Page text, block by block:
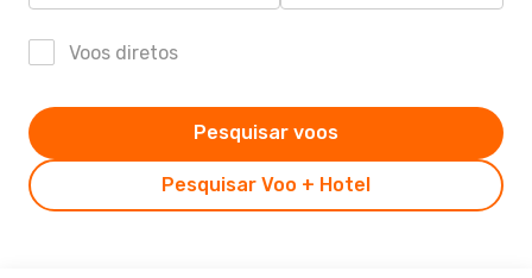
Voos diretos
Pesquisar Voo + Hotel
Pesquisar voos